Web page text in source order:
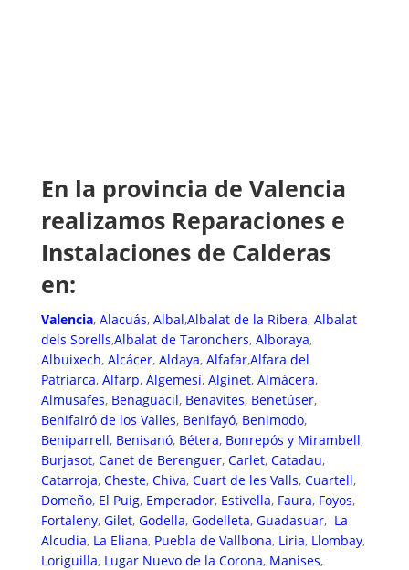
En la provincia de Valencia
realizamos Reparaciones e
Instalaciones de Calderas
en:
Valencia, Alacuás, Albal,Albalat de la Ribera, Albalat
dels Sorells,Albalat de Taronchers, Alboraya,
Albuixech, Alcácer, Aldaya, Alfafar,Alfara del
Patriarca, Alfarp, Algemesí, Alginet, Almácera,
Almusafes, Benaguacil, Benavites, Benetúser,
Benifairó de los Valles, Benifayó, Benimodo,
Beniparrell, Benisanó, Bétera, Bonrepós y Mirambell,
Burjasot, Canet de Berenguer, Carlet, Catadau,
Catarroja, Cheste, Chiva, Cuart de les Valls, Cuartell,
Domeño, El Puig, Emperador, Estivella, Faura, Foyos,
Fortaleny, Gilet, Godella, Godelleta, Guadasuar, La
Alcudia, La Eliana, Puebla de Vallbona, Liria, Llombay,
Loriguilla, Lugar Nuevo de la Corona, Manises,